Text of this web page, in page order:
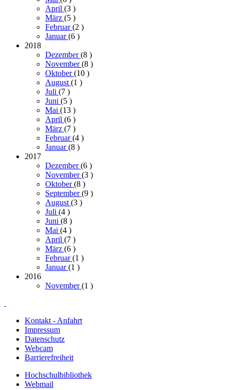
April (3 )
März (5 )
Februar(2 )
Januar(6 )
2018
Dezember(8 )
November(8 )
Oktober(10 )
August (1 )
Juli (7 )
Juni (5 )
Mai (13 )
April (6 )
März (7 )
Februar(4 )
Januar(8 )
2017
Dezember(6 )
November(3 )
Oktober(8 )
September(9 )
August (3 )
Juli (4 )
Juni (8 )
Mai (4 )
April (7 )
März (6 )
Februar(1 )
Januar(1 )
2016
November(1 )
Kontakt - Anfahrt
Impressum
Datenschutz
Webcam
Barrierefreiheit
Hochschulbibliothek
Webmail